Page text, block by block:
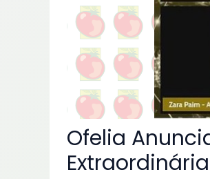
Ofelia